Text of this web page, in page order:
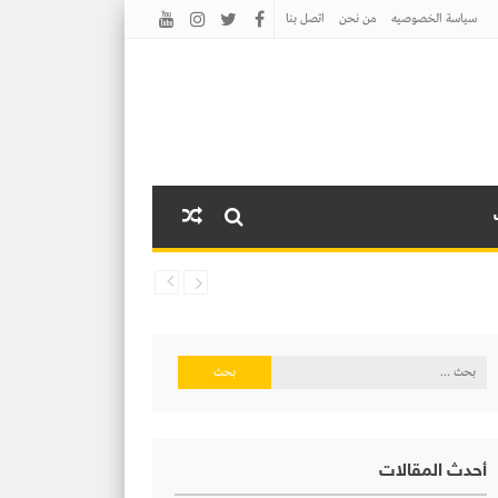
سياسة الخصوصيه من نحن اتصل بنا
البحث
أحدث المقالات